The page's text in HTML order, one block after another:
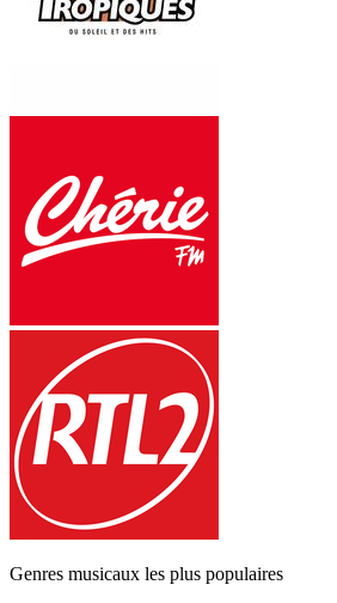
Genres musicaux les plus populaires